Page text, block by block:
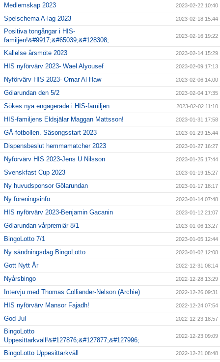
Medlemskap 2023 2023-02-22 10:40
Spelschema A-lag 2023 2023-02-18 15:44
Positiva tongångar i HIS-
familjen!&#9917;&#65039;&#128308;
2023-02-16 19:22
Kallelse årsmöte 2023 2023-02-14 15:29
HIS nyförvärv 2023- Wael Alyousef 2023-02-09 17:13
Nyförvärv HIS 2023- Omar Al Haw 2023-02-06 14:00
Gölarundan den 5/2 2023-02-04 17:35
Sökes nya engagerade i HIS-familjen 2023-02-02 11:10
HIS-familjens Eldsjälar Maggan Mattsson! 2023-01-31 17:58
GÅ-fotbollen. Säsongsstart 2023 2023-01-29 15:44
Dispensbeslut hemmamatcher 2023 2023-01-27 16:27
Nyförvärv HIS 2023-Jens U Nilsson 2023-01-25 17:44
Svenskfast Cup 2023 2023-01-19 15:27
Ny huvudsponsor Gölarundan 2023-01-17 18:17
Ny föreningsinfo 2023-01-14 07:48
HIS nyförvärv 2023-Benjamin Gacanin 2023-01-12 21:07
Gölarundan vårpremiär 8/1 2023-01-06 13:27
BingoLotto 7/1 2023-01-05 12:44
Ny sändningsdag BingoLotto 2023-01-02 12:08
Gott Nytt År 2022-12-31 08:14
Nyårsbingo 2022-12-28 13:29
Intervju med Thomas Colliander-Nelson (Archie) 2022-12-26 09:31
HIS nyförvärv Mansor Fajadh! 2022-12-24 07:54
God Jul 2022-12-23 18:57
BingoLotto
Uppesittarkväll!&#127876;&#127877;&#127996;
2022-12-23 09:09
BingoLotto Uppesittarkväll 2022-12-21 08:48